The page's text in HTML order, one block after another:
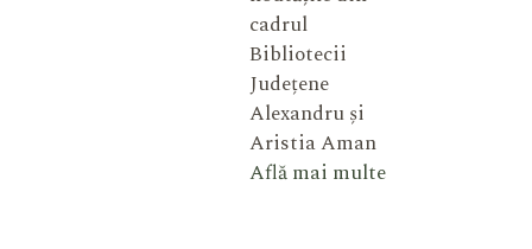
cadrul
Bibliotecii
Județene
Alexandru și
Aristia Aman
Află mai multe